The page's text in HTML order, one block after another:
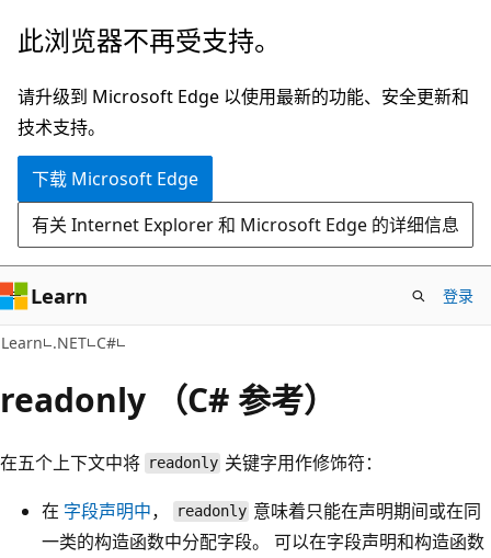
跳
主
要
内
此浏览器不再受支持。
请升级到 Microsoft Edge 以使用最新的功能、安全更新和
技术支持。
下载 Microsoft Edge
有关 Internet Explorer 和 Microsoft Edge 的详细信息
Learn 登录
Learn .NET C#
readonly （C# 参考）
在五个上下文中将 readonly 关键字用作修饰符：
在 字段声明中， readonly 意味着只能在声明期间或在同
一类的构造函数中分配字段。 可以在字段声明和构造函数